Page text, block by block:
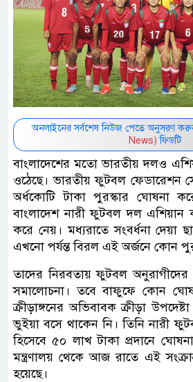
অনলাইনের সর্বশেষ নিউজ পেতে অনুসরণ
News) ফিডটি
বাংলাদেশের মতো ভারতীয় দলও
ওঠেছে। ভারতীয় ফুটবল ফেডারেশন
অর্ধকোটি টাকা পুরস্কার ঘোষনা
বাংলাদেশ নারী ফুটবল দল এশিয়ান
করে নেয়। মধ্যরাতে সংবর্ধনা দেয়া
এখনো পর্যন্ত বিরল এই অর্জনে কোন
তাদের নিরবতায় ফুটবল
সমালোচনা। তবে বাফুফে কোন
ক্রীড়াঙ্গনের অভিবাবক ক্রীড়া
ভুইয়া বসে থাকেন নি। তিনি নারী
হিসেবে ৫০ লাখ টাকা প্রদানে
মন্ত্রণালয় থেকে আজ রাতে এই
হয়েছে।